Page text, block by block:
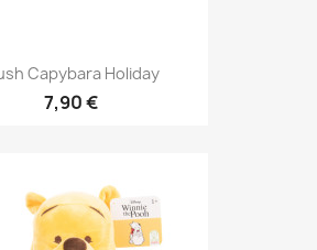
Capybara Holiday
7,90 €